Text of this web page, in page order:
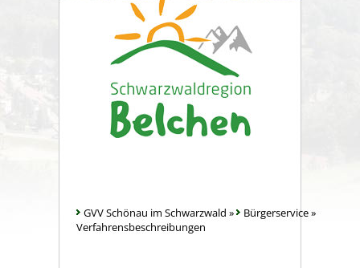
GVV Schönau im Schwarzwald » Bürgerservice»
Verfahrensbeschreibungen